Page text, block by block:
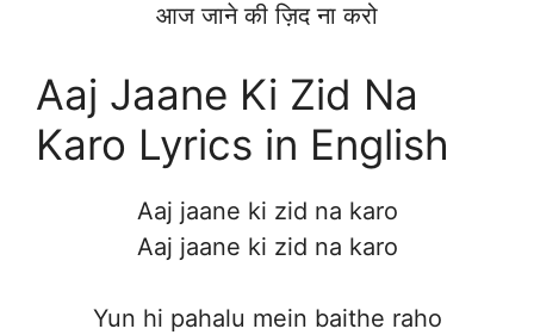
आज जाने की ज़िद ना करो
Aaj Jaane Ki Zid Na
Karo Lyrics in English
Aaj jaane ki zid na karo
Aaj jaane ki zid na karo
Yun hi pahalu mein baithe raho